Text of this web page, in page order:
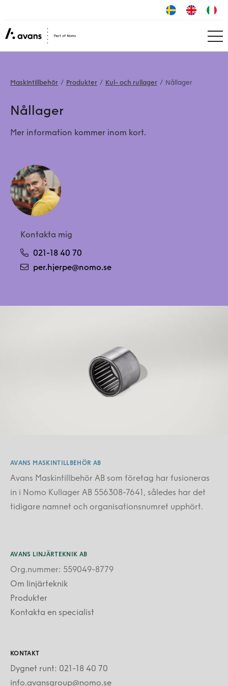
Maskintillbehör Produkter Kul- och rullager Nållager
Nållager
Mer information kommer inom kort.
Kontakta mig
021-18 40 70
per.hjerpe@nomo.se
AVANS MASKINTILLBEHÖR AB
Avans Maskintillbehör AB som företag har fusioneras
in i Nomo Kullager AB 556308-7641, således har det
tidigare namnet och organisationsnumret upphört.
AVANS LINJÄRTEKNIK AB
Org.nummer: 559049-8779
Om linjärteknik
Produkter
Kontakta en specialist
KONTAKT
Dygnet runt: 021-18 40 70
info.avansgroup@nomo.se